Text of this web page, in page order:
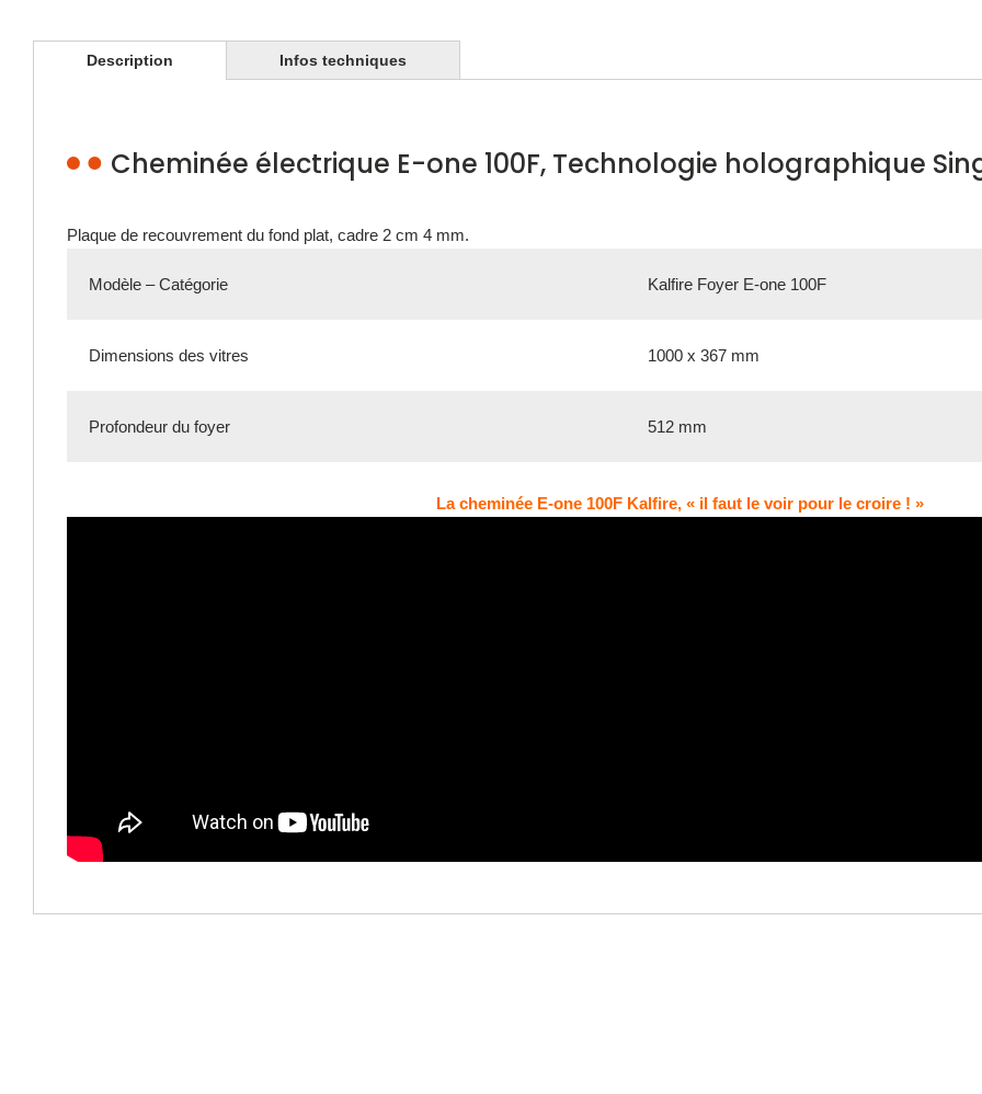
Description Infos techniques
Cheminée électrique E-one 100F, Technologie holographique
Plaque de recouvrement du fond plat, cadre 2 cm 4 mm.
Modèle – Catégorie Kalfire Foyer E-one 100F
Dimensions des vitres 1000 x 367 mm
Profondeur du foyer 512 mm
La cheminée E-one 100F Kalfire, « il faut le voir pour le croire ! »